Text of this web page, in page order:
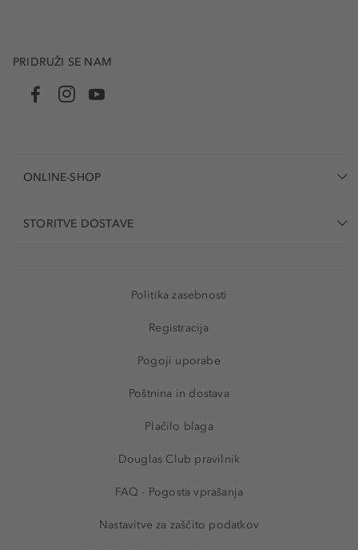
PRIDRUŽI SE NAM
ONLINE-SHOP
STORITVE DOSTAVE
Politika zasebnosti
Registracija
Pogoji uporabe
Poštnina in dostava
Plačilo blaga
Douglas Club pravilnik
FAQ - Pogosta vprašanja
Nastavitve za zaščito podatkov